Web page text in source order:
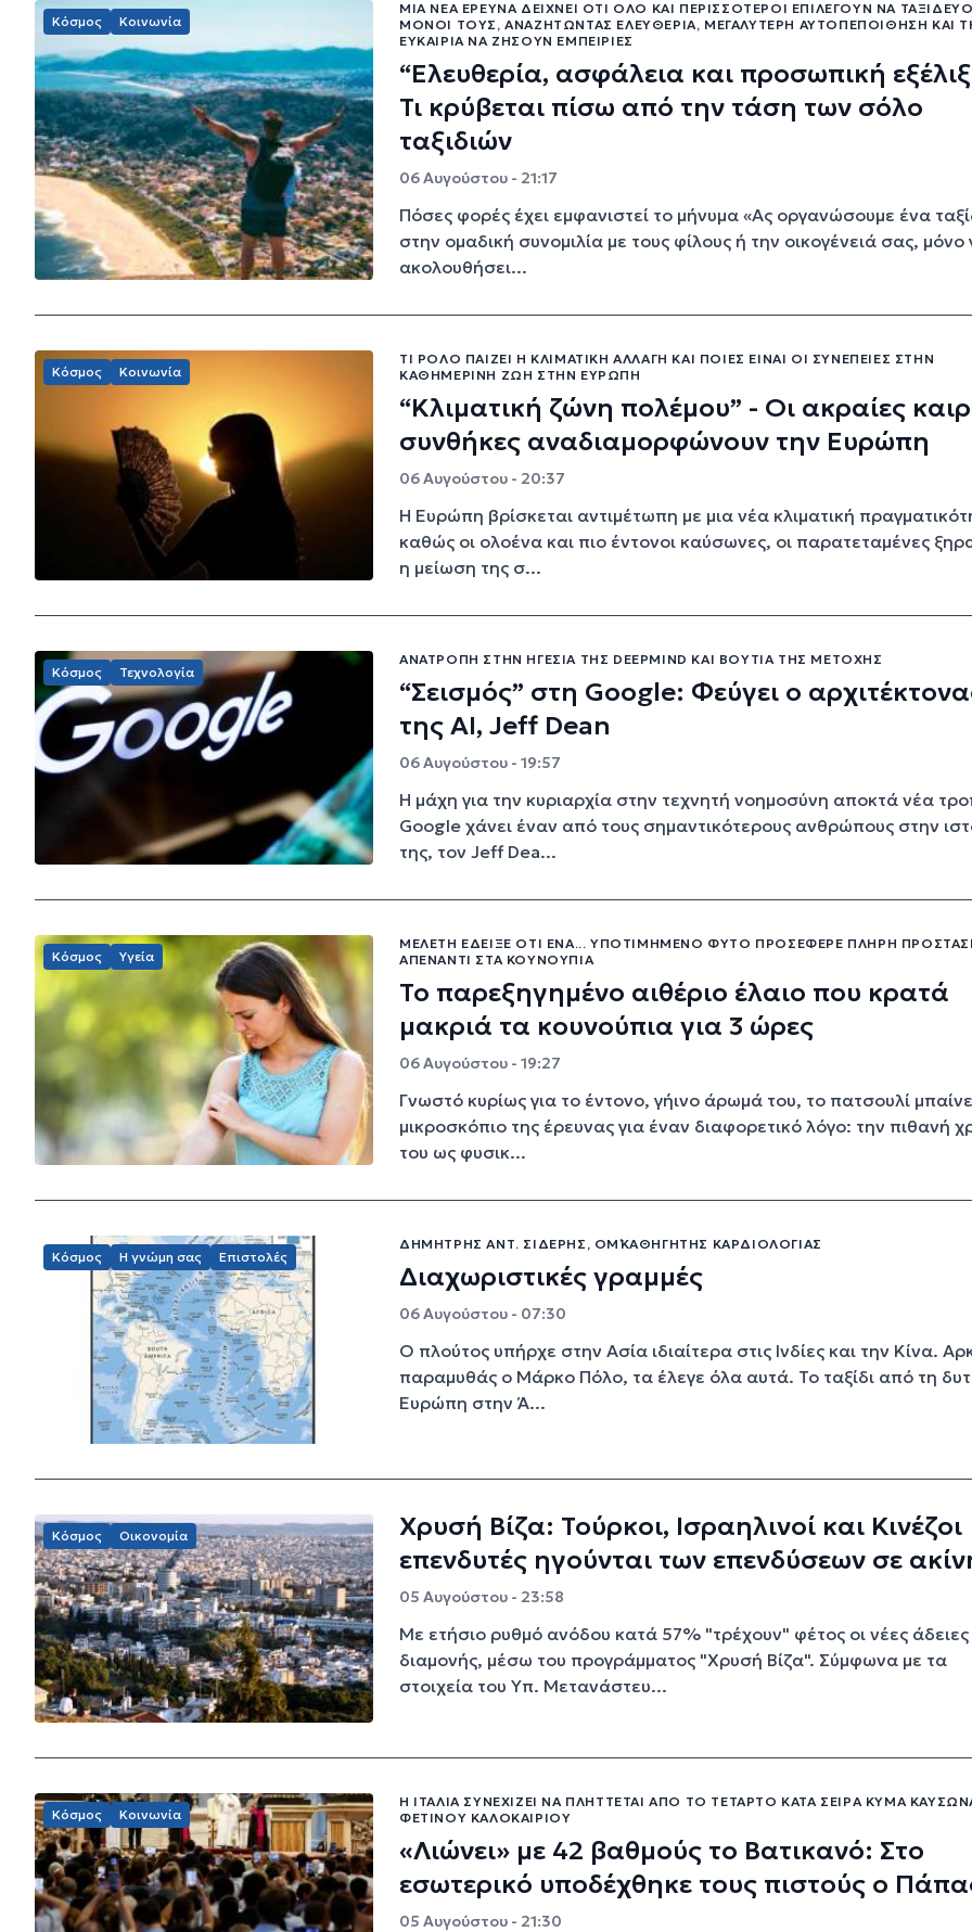
Κόσμος Κοινωνία
ΜΙΑ ΝΈΑ ΈΡΕΥΝΑ ΔΕΊΧΝΕΙ ΌΤΙ ΌΛΟ ΚΑΙ ΠΕΡΙΣΣΌΤΕΡΟΙ ΕΠΙΛΈΓΟΥΝ ΝΑ
ΜΌΝΟΙ ΤΟΥΣ, ΑΝΑΖΗΤΏΝΤΑΣ ΕΛΕΥΘΕΡΊΑ, ΜΕΓΑΛΎΤΕΡΗ ΑΥΤΟΠΕΠΟΊΘΗΣΗ ΚΑΙ
ΕΥΚΑΙΡΊΑ ΝΑ ΖΉΣΟΥΝ ΕΜΠΕΙΡΊΕΣ
“Ελευθερία, ασφάλεια και προσωπική
Τι κρύβεται πίσω από την τάση των σόλο
ταξιδιών
06 Αυγούστου - 21:17
Πόσες φορές έχει εμφανιστεί το μήνυμα «Ας οργανώσουμε ένα
στην ομαδική συνομιλία με τους φίλους ή την οικογένειά σας, μόνο
ακολουθήσει...
Κόσμος Κοινωνία
ΤΙ ΡΌΛΟ ΠΑΊΖΕΙ Η ΚΛΙΜΑΤΙΚΉ ΑΛΛΑΓΉ ΚΑΙ ΠΟΙΕΣ ΕΊΝΑΙ ΟΙ ΣΥΝΈΠΕΙΕΣ ΣΤΗΝ
ΚΑΘΗΜΕΡΙΝΉ ΖΩΉ ΣΤΗΝ ΕΥΡΏΠΗ
“Κλιματική ζώνη πολέμου” - Οι ακραίες
συνθήκες αναδιαμορφώνουν την Ευρώπη
06 Αυγούστου - 20:37
Η Ευρώπη βρίσκεται αντιμέτωπη με μια νέα κλιματική
καθώς οι ολοένα και πιο έντονοι καύσωνες, οι παρατεταμένες
η μείωση της σ...
Κόσμος Τεχνολογία
ΑΝΑΤΡΟΠΉ ΣΤΗΝ ΗΓΕΣΊΑ ΤΗΣ DEEPMIND ΚΑΙ ΒΟΥΤΙΆ ΤΗΣ ΜΕΤΟΧΉΣ
“Σεισμός” στη Google: Φεύγει ο
της AI, Jeff Dean
06 Αυγούστου - 19:57
Η μάχη για την κυριαρχία στην τεχνητή νοημοσύνη αποκτά νέα
Google χάνει έναν από τους σημαντικότερους ανθρώπους στην
της, τον Jeff Dea...
Κόσμος Υγεία
ΜΕΛΈΤΗ ΈΔΕΙΞΕ ΌΤΙ ΈΝΑ... ΥΠΟΤΙΜΗΜΈΝΟ ΦΥΤΌ ΠΡΟΣΈΦΕΡΕ ΠΛΉΡΗ
ΑΠΈΝΑΝΤΙ ΣΤΑ ΚΟΥΝΟΎΠΙΑ
Το παρεξηγημένο αιθέριο έλαιο που κρατά
μακριά τα κουνούπια για 3 ώρες
06 Αυγούστου - 19:27
Γνωστό κυρίως για το έντονο, γήινο άρωμά του, το πατσουλί
μικροσκόπιο της έρευνας για έναν διαφορετικό λόγο: την πιθανή
του ως φυσικ...
Κόσμος Η γνώμη σας Επιστολές
ΔΗΜΉΤΡΗΣ ΑΝΤ. ΣΙΔΕΡΉΣ, ΟΜ΄ΚΑΘΗΓΗΤΉΣ ΚΑΡΔΙΟΛΟΓΊΑΣ
Διαχωριστικές γραμμές
06 Αυγούστου - 07:30
Ο πλούτος υπήρχε στην Ασία ιδιαίτερα στις Ινδίες και την Κίνα.
παραμυθάς ο Μάρκο Πόλο, τα έλεγε όλα αυτά. Το ταξίδι από τη
Ευρώπη στην Ά...
Κόσμος Οικονομία
Χρυσή Βίζα: Τούρκοι, Ισραηλινοί και Κινέζοι
επενδυτές ηγούνται των επενδύσεων σε
05 Αυγούστου - 23:58
Με ετήσιο ρυθμό ανόδου κατά 57% "τρέχουν" φέτος οι νέες άδειες
διαμονής, μέσω του προγράμματος "Χρυσή Βίζα". Σύμφωνα με τα
στοιχεία του Υπ. Μετανάστευ...
Κόσμος Κοινωνία
Η ΙΤΑΛΊΑ ΣΥΝΕΧΊΖΕΙ ΝΑ ΠΛΉΤΤΕΤΑΙ ΑΠΌ ΤΟ ΤΈΤΑΡΤΟ ΚΑΤΆ ΣΕΙΡΆ ΚΎΜΑ
ΦΕΤΙΝΟΎ ΚΑΛΟΚΑΙΡΙΟΎ
«Λιώνει» με 42 βαθμούς το Βατικανό: Στο
εσωτερικό υποδέχθηκε τους πιστούς ο
05 Αυγούστου - 21:30